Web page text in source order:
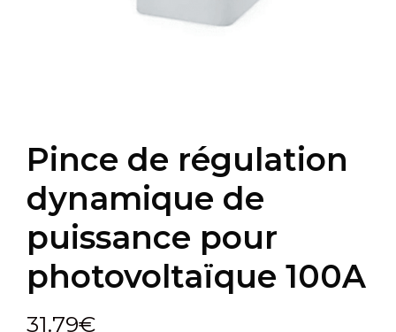
Pince de régulation
dynamique de
puissance pour
photovoltaïque 100A
31.79€